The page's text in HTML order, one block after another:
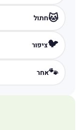
🐱חתול
🐦ציפור
🐾אחר